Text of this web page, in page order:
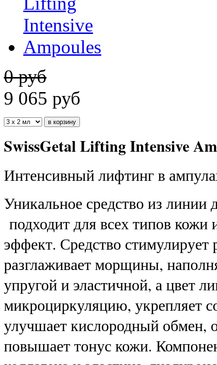
0 руб
9 065 руб
SwissGetal Lifting Intensive
Интенсивный лифтинг в
Уникальное средство из линии
подходит для всех типов
эффект. Средство
разглаживает морщины,
упругой и эластичной, а цвет
микроциркуляцию, укрепляет
улучшает кислородный обмен,
повышает тонус кожи.